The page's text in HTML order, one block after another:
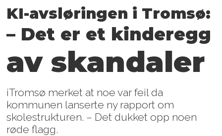
KI-avsløringen i Tromsø:
– Det er et kinderegg
av skandaler
iTromsø merket at noe var feil da
kommunen lanserte ny rapport om
skolestrukturen. – Det dukket opp noen
røde flagg.